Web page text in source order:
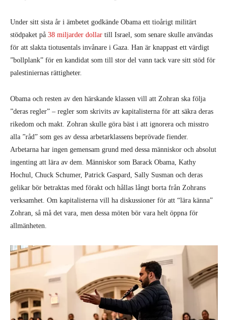
Under sitt sista år i ämbetet godkände Obama ett tioårigt militärt
stödpaket på 38 miljarder dollar till Israel, som senare skulle användas
för att slakta tiotusentals invånare i Gaza. Han är knappast ett värdigt
”bollplank” för en kandidat som till stor del vann tack vare sitt stöd för
palestiniernas rättigheter.
Obama och resten av den härskande klassen vill att Zohran ska följa
”deras regler” – regler som skrivits av kapitalisterna för att säkra deras
rikedom och makt. Zohran skulle göra bäst i att ignorera och misstro
alla ”råd” som ges av dessa arbetarklassens beprövade fiender.
Arbetarna har ingen gemensam grund med dessa människor och absolut
ingenting att lära av dem. Människor som Barack Obama, Kathy
Hochul, Chuck Schumer, Patrick Gaspard, Sally Susman och deras
gelikar bör betraktas med förakt och hållas långt borta från Zohrans
verksamhet. Om kapitalisterna vill ha diskussioner för att “lära känna”
Zohran, så må det vara, men dessa möten bör vara helt öppna för
allmänheten.